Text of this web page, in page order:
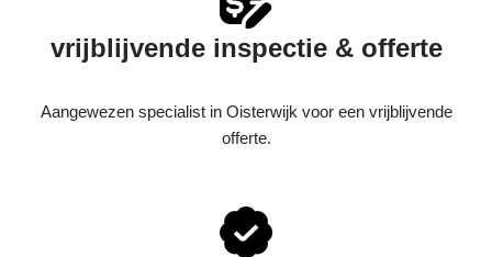
vrijblijvende inspectie & offerte
Aangewezen specialist in Oisterwijk voor een vrijblijvende
offerte.